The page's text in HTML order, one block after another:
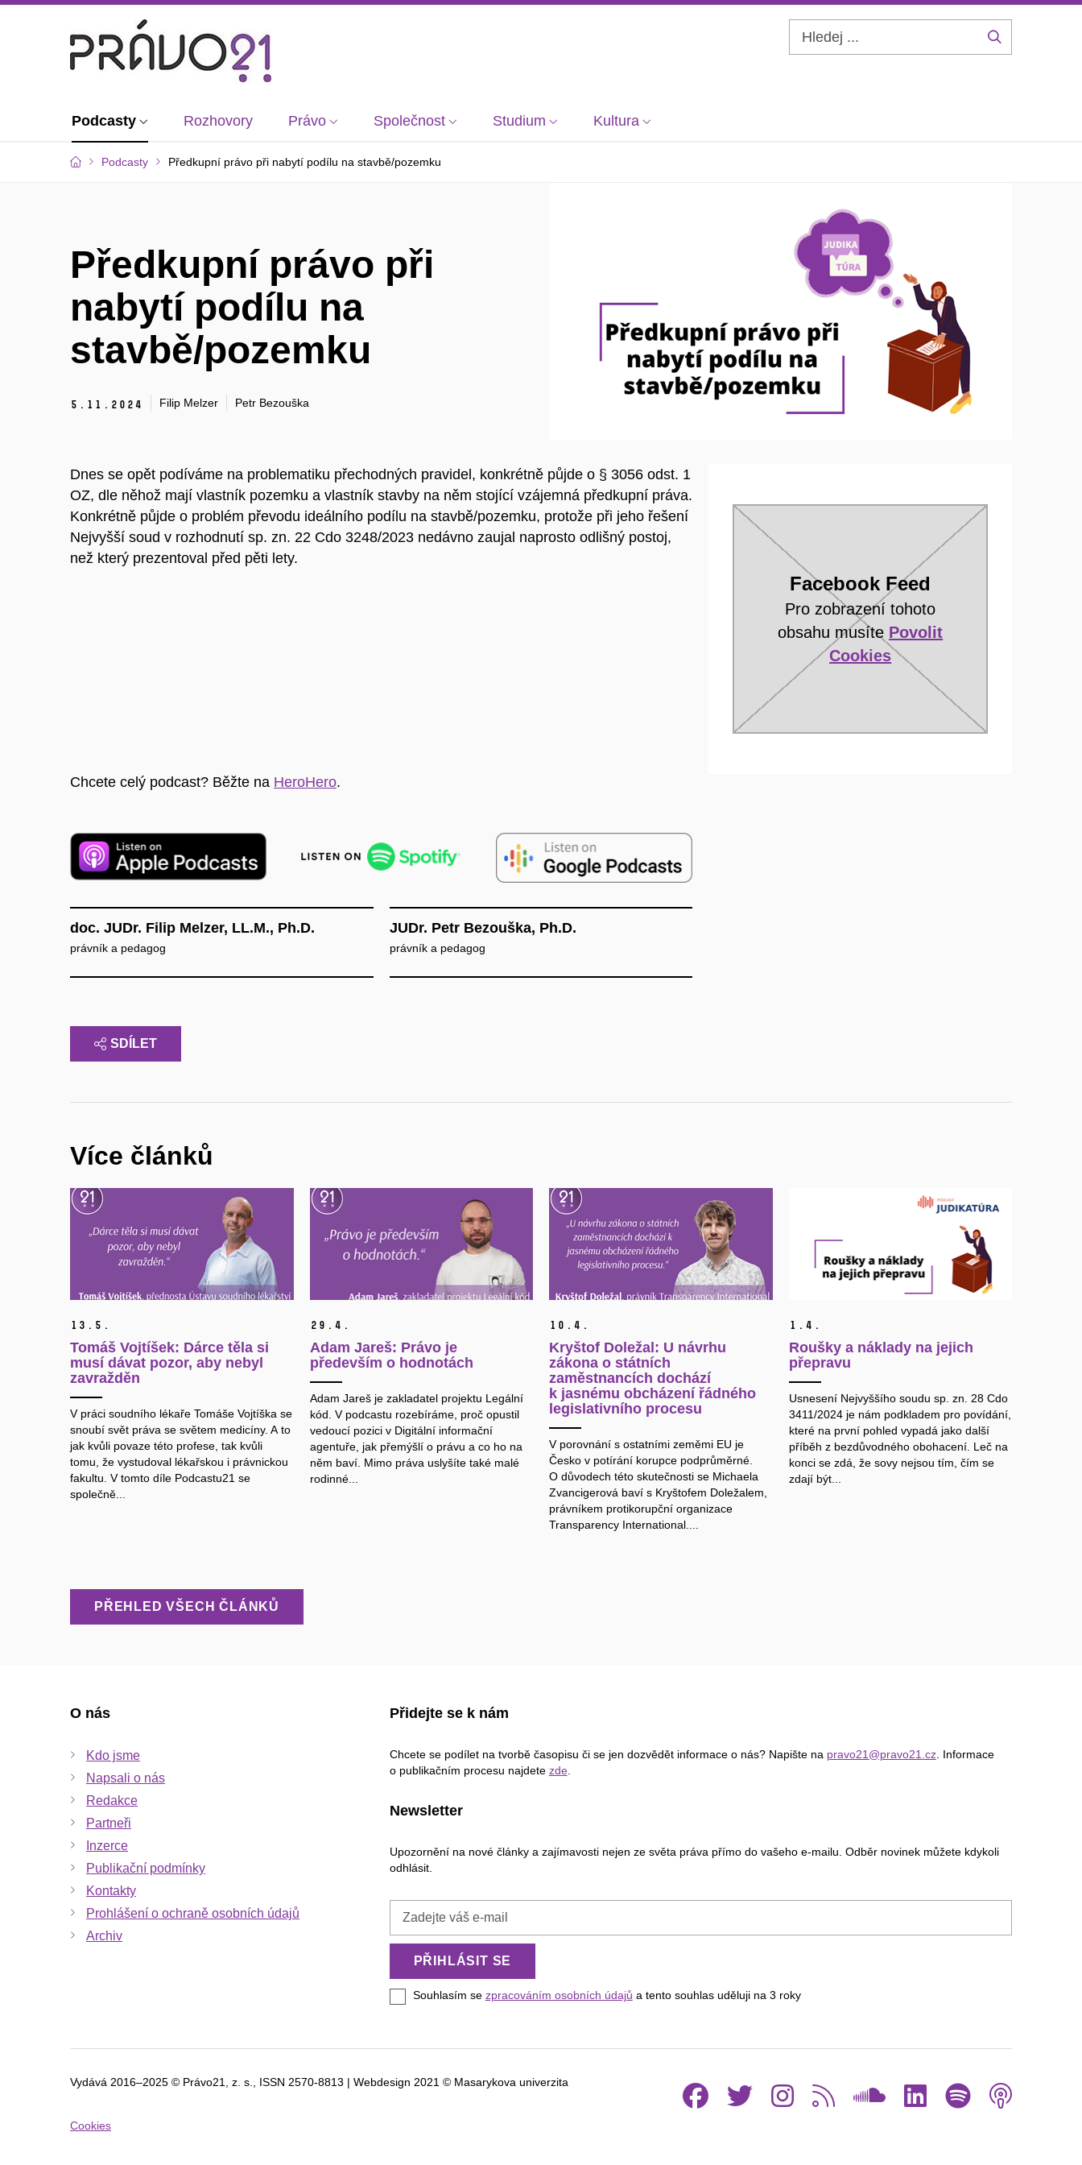
Podcasty Rozhovory Právo Společnost Studium Kultura
Podcasty Předkupní právo při nabytí podílu na stavbě/pozemku
Předkupní právo při
nabytí podílu na
stavbě/pozemku
5. 11. 2024 Filip Melzer Petr Bezouška
Dnes se opět podíváme na problematiku přechodných pravidel, konkrétně půjde o § 3056 odst. 1
OZ, dle něhož mají vlastník pozemku a vlastník stavby na něm stojící vzájemná předkupní práva.
Konkrétně půjde o problém převodu ideálního podílu na stavbě/pozemku, protože při jeho řešení
Nejvyšší soud v rozhodnutí sp. zn. 22 Cdo 3248/2023 nedávno zaujal naprosto odlišný postoj,
než který prezentoval před pěti lety.
Chcete celý podcast? Běžte na ⁠HeroHero⁠.
doc. JUDr. Filip Melzer, LL.M., Ph.D.
právník a pedagog
JUDr. Petr Bezouška, Ph.D.
právník a pedagog
Facebook Feed
Pro zobrazení tohoto
obsahu musíte Povolit
Cookies
SDÍLET
Více článků
13. 5.
Tomáš Vojtíšek: Dárce těla si
musí dávat pozor, aby nebyl
zavražděn
V práci soudního lékaře Tomáše Vojtíška se
snoubí svět práva se světem medicíny. A to
jak kvůli povaze této profese, tak kvůli
tomu, že vystudoval lékařskou i právnickou
fakultu. V tomto díle Podcastu21 se
společně...
29. 4.
Adam Jareš: Právo je
především o hodnotách
Adam Jareš je zakladatel projektu Legální
kód. V podcastu rozebíráme, proč opustil
vedoucí pozici v Digitální informační
agentuře, jak přemýšlí o právu a co ho na
něm baví. Mimo práva uslyšíte také malé
rodinné...
10. 4.
Kryštof Doležal: U návrhu
zákona o státních
zaměstnancích dochází
k jasnému obcházení řádného
legislativního procesu
V porovnání s ostatními zeměmi EU je
Česko v potírání korupce podprůměrné.
O důvodech této skutečnosti se Michaela
Zvancigerová baví s Kryštofem Doležalem,
právníkem protikorupční organizace
Transparency International....
1. 4.
Roušky a náklady na jejich
přepravu
Usnesení Nejvyššího soudu sp. zn. 28 Cdo
3411/2024 je nám podkladem pro povídání,
které na první pohled vypadá jako další
příběh z bezdůvodného obohacení. Leč na
konci se zdá, že sovy nejsou tím, čím se
zdají být...
PŘEHLED VŠECH ČLÁNKŮ
O nás
Kdo jsme
Napsali o nás
Redakce
Partneři
Inzerce
Publikační podmínky
Kontakty
Prohlášení o ochraně osobních údajů
Archiv
Přidejte se k nám
Chcete se podílet na tvorbě časopisu či se jen dozvědět informace o nás? Napište na pravo21@pravo21.cz. Informace
o publikačním procesu najdete zde.
Newsletter
Upozornění na nové články a zajímavosti nejen ze světa práva přímo do vašeho e-mailu. Odběr novinek můžete kdykoli
odhlásit.
e-
PŘIHLÁSIT SE
Souhlasím se zpracováním osobních údajů a tento souhlas uděluji na 3 roky
Vydává 2016–2025 © Právo21, z. s., ISSN 2570-8813 | Webdesign 2021 © Masarykova univerzita
Cookies
Facebook
Twitter
Instagram
RSSSoundCloud
LinkedIn